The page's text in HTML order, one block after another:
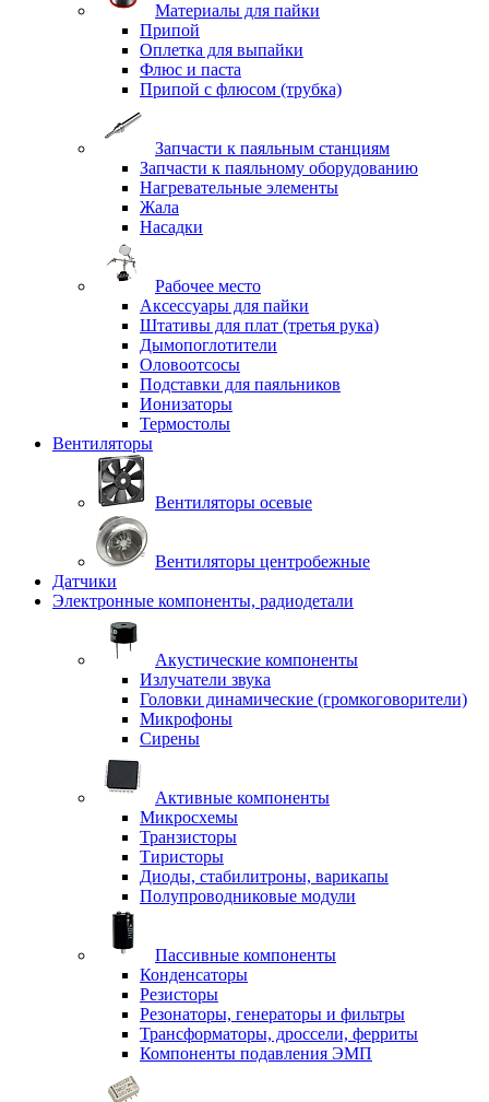
Материалы для пайки
Припой
Оплетка для выпайки
Флюс и паста
Припой с флюсом (трубка)
Запчасти к паяльным станциям
Запчасти к паяльному оборудованию
Нагревательные элементы
Жала
Насадки
Рабочее место
Аксессуары для пайки
Штативы для плат (третья рука)
Дымопоглотители
Оловоотсосы
Подставки для паяльников
Ионизаторы
Термостолы
Вентиляторы
Вентиляторы осевые
Вентиляторы центробежные
Датчики
Электронные компоненты, радиодетали
Акустические компоненты
Излучатели звука
Головки динамические (громкоговорители)
Микрофоны
Сирены
Активные компоненты
Микросхемы
Транзисторы
Тиристоры
Диоды, стабилитроны, варикапы
Полупроводниковые модули
Пассивные компоненты
Конденсаторы
Резисторы
Резонаторы, генераторы и фильтры
Трансформаторы, дроссели, ферриты
Компоненты подавления ЭМП